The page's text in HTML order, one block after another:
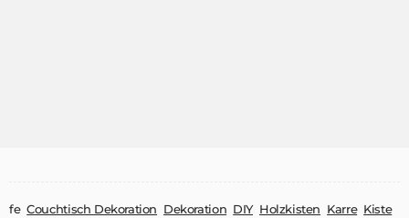
fe Couchtisch Dekoration Dekoration DIY Holzkisten Karre Kiste